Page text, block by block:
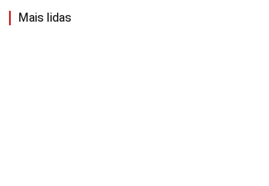
Mais lidas